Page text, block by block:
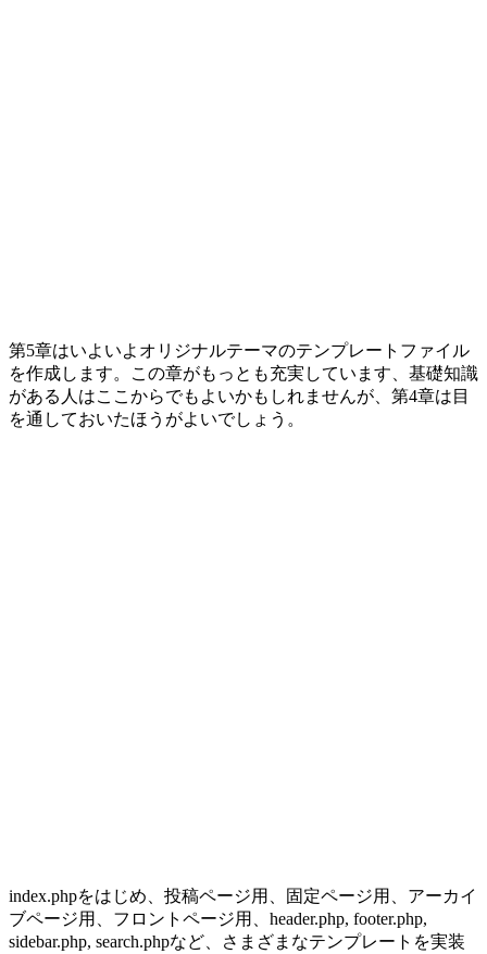
第5章はいよいよオリジナルテーマのテンプレートファイル
を作成します。この章がもっとも充実しています、基礎知識
がある人はここからでもよいかもしれませんが、第4章は目
を通しておいたほうがよいでしょう。
index.phpをはじめ、投稿ページ用、固定ページ用、アーカイ
ブページ用、フロントページ用、header.php, footer.php,
sidebar.php, search.phpなど、さまざまなテンプレートを実装